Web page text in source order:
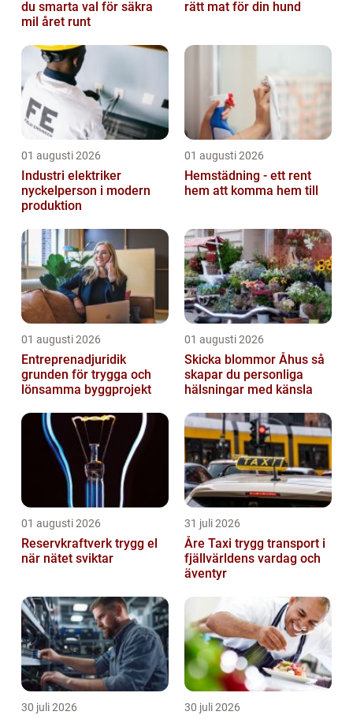
du smarta val för säkra
mil året runt
rätt mat för din hund
01 augusti 2026
Industri elektriker
nyckelperson i modern
produktion
01 augusti 2026
Hemstädning - ett rent
hem att komma hem till
01 augusti 2026
Entreprenadjuridik
grunden för trygga och
lönsamma byggprojekt
01 augusti 2026
Skicka blommor Åhus så
skapar du personliga
hälsningar med känsla
01 augusti 2026
Reservkraftverk trygg el
när nätet sviktar
31 juli 2026
Åre Taxi trygg transport i
fjällvärldens vardag och
äventyr
30 juli 2026 30 juli 2026